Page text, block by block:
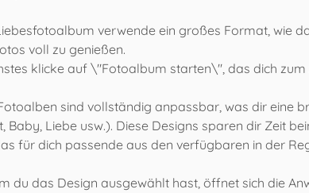
verwende ein großes Format, wie
voll zu genießen.
klicke auf \"Fotoalbum starten\", das dich
sind vollständig anpassbar, was dir eine
Baby, Liebe usw.). Diese Designs sparen dir Zeit
für dich passende aus den verfügbaren in der
du das Design ausgewählt hast, öffnet sich die